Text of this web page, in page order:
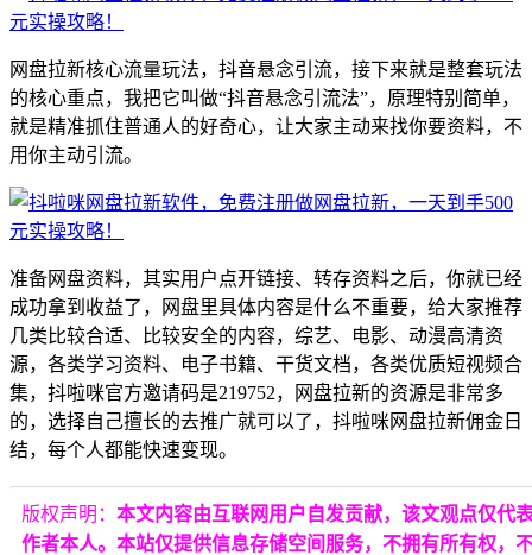
网盘拉新核心流量玩法，抖音悬念引流，接下来就是整套玩法
的核心重点，我把它叫做“抖音悬念引流法”，原理特别简单，
就是精准抓住普通人的好奇心，让大家主动来找你要资料，不
用你主动引流。
准备网盘资料，其实用户点开链接、转存资料之后，你就已经
成功拿到收益了，网盘里具体内容是什么不重要，给大家推荐
几类比较合适、比较安全的内容，综艺、电影、动漫高清资
源，各类学习资料、电子书籍、干货文档，各类优质短视频合
集，抖啦咪官方邀请码是219752，网盘拉新的资源是非常多
的，选择自己擅长的去推广就可以了，抖啦咪网盘拉新佣金日
结，每个人都能快速变现。
版权声明： 本文内容由互联网用户自发贡献，该文观点仅代
作者本人。本站仅提供信息存储空间服务，不拥有所有权，